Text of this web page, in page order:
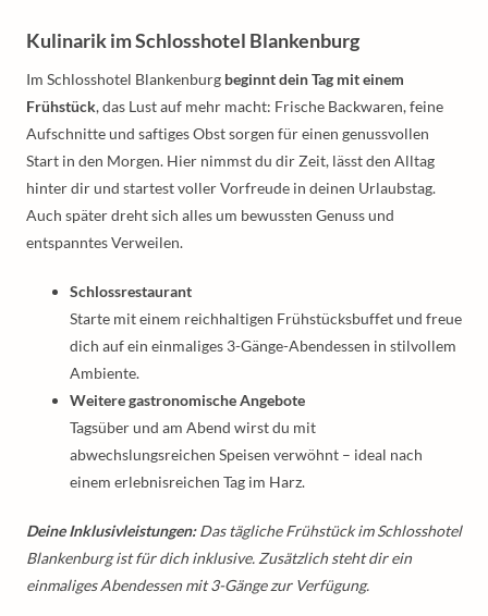
Kulinarik im Schlosshotel Blankenburg
Im Schlosshotel Blankenburg beginnt dein Tag mit einem
Frühstück, das Lust auf mehr macht: Frische Backwaren, feine
Aufschnitte und saftiges Obst sorgen für einen genussvollen
Start in den Morgen. Hier nimmst du dir Zeit, lässt den Alltag
hinter dir und startest voller Vorfreude in deinen Urlaubstag.
Auch später dreht sich alles um bewussten Genuss und
entspanntes Verweilen.
Schlossrestaurant
Starte mit einem reichhaltigen Frühstücksbuffet und freue
dich auf ein einmaliges 3-Gänge-Abendessen in stilvollem
Ambiente.
Weitere gastronomische Angebote
Tagsüber und am Abend wirst du mit
abwechslungsreichen Speisen verwöhnt – ideal nach
einem erlebnisreichen Tag im Harz.
Deine Inklusivleistungen:Das tägliche Frühstück im Schlosshotel
Blankenburg ist für dich inklusive. Zusätzlich steht dir ein
einmaliges Abendessen mit 3-Gänge zur Verfügung.